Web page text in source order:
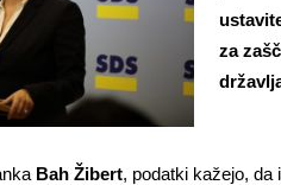
za
Bah Žibert, podatki kažejo, da